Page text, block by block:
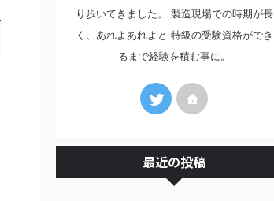
り歩いてきました。 製造現場での時期が長
く、あれよあれよと 特級の受験資格ができ
るまで経験を積む事に。
最近の投稿